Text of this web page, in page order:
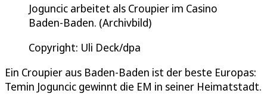
Joguncic arbeitet als Croupier im Casino
Baden-Baden. (Archivbild)
Copyright: Uli Deck/dpa
Ein Croupier aus Baden-Baden ist der beste Europas:
Temin Joguncic gewinnt die EM in seiner Heimatstadt.